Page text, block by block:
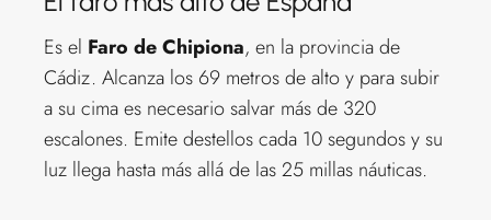
Es el Faro de Chipiona, en la provincia de
Cádiz. Alcanza los 69 metros de alto y para subir
a su cima es necesario salvar más de 320
escalones. Emite destellos cada 10 segundos y su
luz llega hasta más allá de las 25 millas náuticas.